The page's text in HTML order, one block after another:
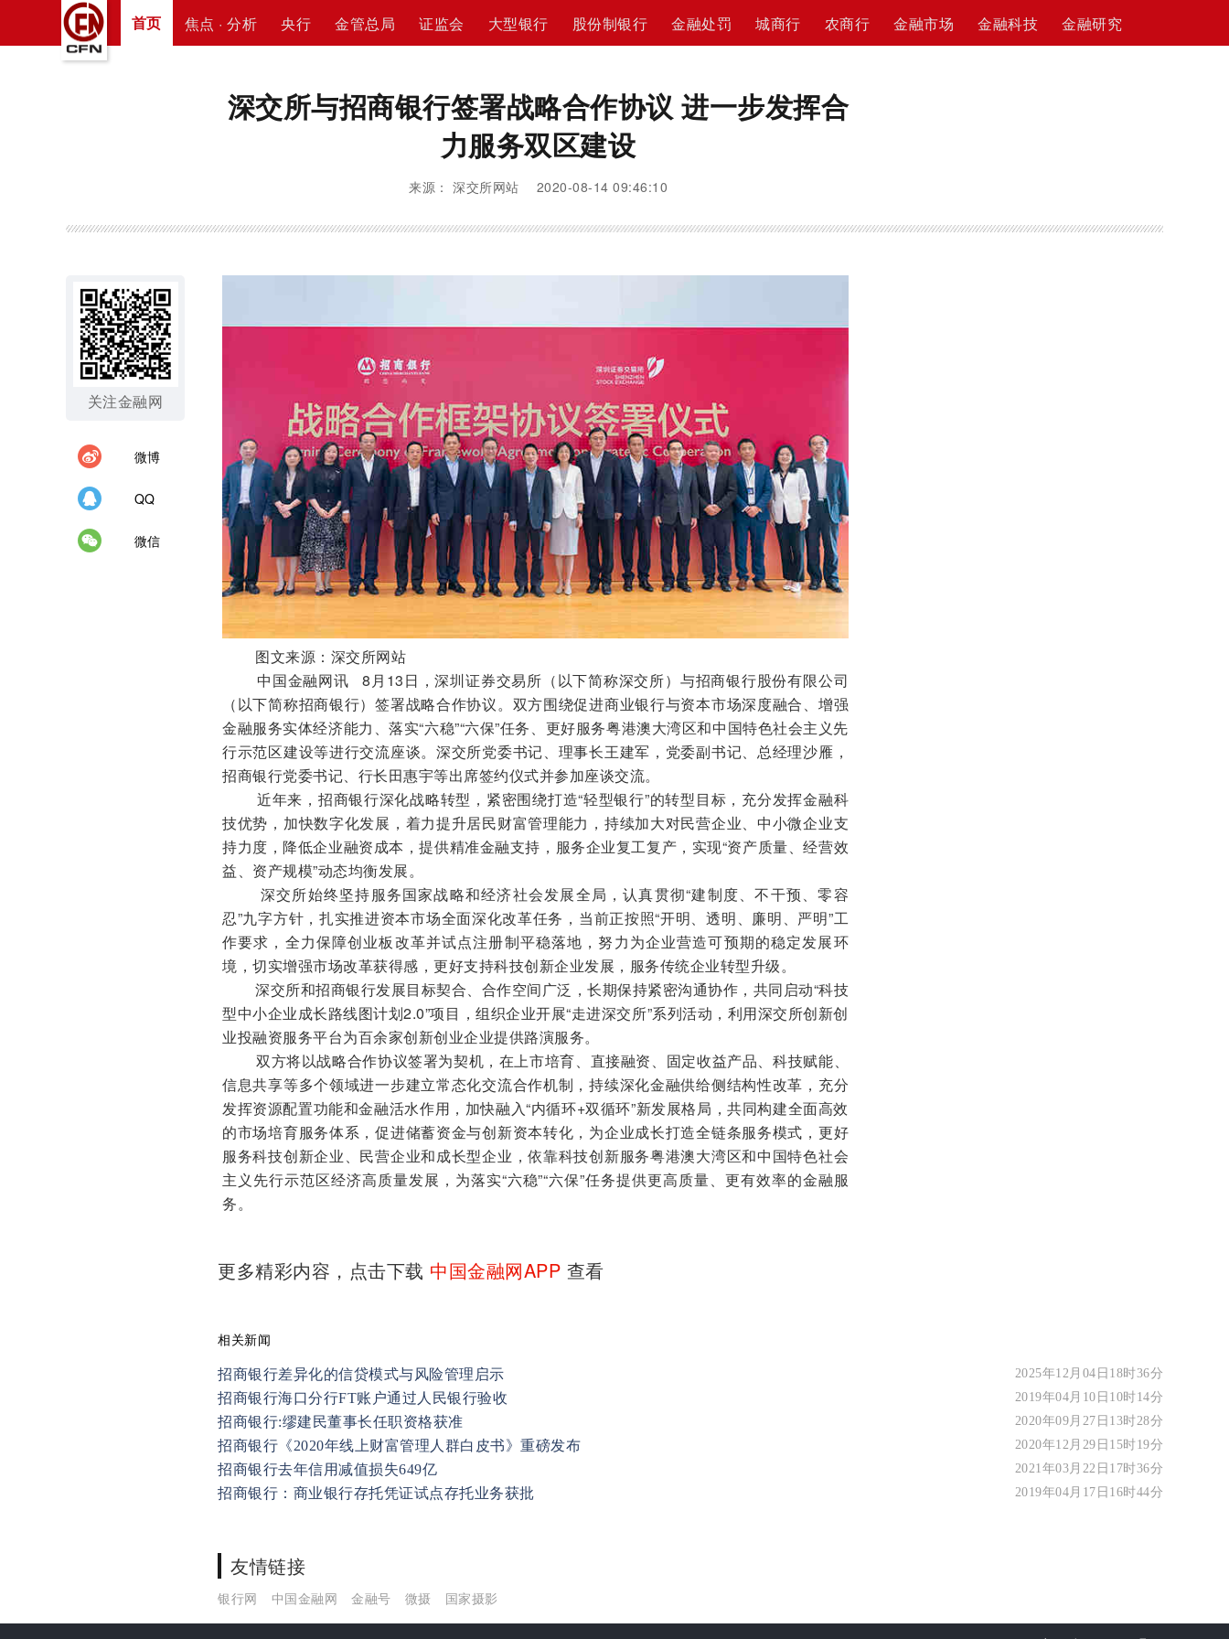
首页 焦点 · 分析 央行 金管总局 证监会 大型银行 股份制银行 金融处罚 城商行 农商行 金融市场 金融科技 金融研究
深交所与招商银行签署战略合作协议 进一步发挥合
力服务双区建设
来源： 深交所网站 2020-08-14 09:46:10
关注金融网
微博
QQ
微信
图文来源：深交所网站
中国金融网讯8月13日，深圳证券交易所（以下简称深交所）与招商银行股份有限公司
（以下简称招商银行）签署战略合作协议。双方围绕促进商业银行与资本市场深度融合、增强
金融服务实体经济能力、落实“六稳”“六保”任务、更好服务粤港澳大湾区和中国特色社会主义先
行示范区建设等进行交流座谈。深交所党委书记、理事长王建军，党委副书记、总经理沙雁，
招商银行党委书记、行长田惠宇等出席签约仪式并参加座谈交流。
近年来，招商银行深化战略转型，紧密围绕打造“轻型银行”的转型目标，充分发挥金融科
技优势，加快数字化发展，着力提升居民财富管理能力，持续加大对民营企业、中小微企业支
持力度，降低企业融资成本，提供精准金融支持，服务企业复工复产，实现“资产质量、经营效
益、资产规模”动态均衡发展。
深交所始终坚持服务国家战略和经济社会发展全局，认真贯彻“建制度、不干预、零容
忍”九字方针，扎实推进资本市场全面深化改革任务，当前正按照“开明、透明、廉明、严明”工
作要求，全力保障创业板改革并试点注册制平稳落地，努力为企业营造可预期的稳定发展环
境，切实增强市场改革获得感，更好支持科技创新企业发展，服务传统企业转型升级。
深交所和招商银行发展目标契合、合作空间广泛，长期保持紧密沟通协作，共同启动“科技
型中小企业成长路线图计划2.0”项目，组织企业开展“走进深交所”系列活动，利用深交所创新创
业投融资服务平台为百余家创新创业企业提供路演服务。
双方将以战略合作协议签署为契机，在上市培育、直接融资、固定收益产品、科技赋能、
信息共享等多个领域进一步建立常态化交流合作机制，持续深化金融供给侧结构性改革，充分
发挥资源配置功能和金融活水作用，加快融入“内循环+双循环”新发展格局，共同构建全面高效
的市场培育服务体系，促进储蓄资金与创新资本转化，为企业成长打造全链条服务模式，更好
服务科技创新企业、民营企业和成长型企业，依靠科技创新服务粤港澳大湾区和中国特色社会
主义先行示范区经济高质量发展，为落实“六稳”“六保”任务提供更高质量、更有效率的金融服
务。
更多精彩内容，点击下载 中国金融网APP 查看
相关新闻
招商银行差异化的信贷模式与风险管理启示 2025年12月04日18时36分
招商银行海口分行FT账户通过人民银行验收 2019年04月10日10时14分
招商银行:缪建民董事长任职资格获准 2020年09月27日13时28分
招商银行《2020年线上财富管理人群白皮书》重磅发布 2020年12月29日15时19分
招商银行去年信用减值损失649亿 2021年03月22日17时36分
招商银行：商业银行存托凭证试点存托业务获批 2019年04月17日16时44分
友情链接
银行网 中国金融网 金融号 微摄 国家摄影